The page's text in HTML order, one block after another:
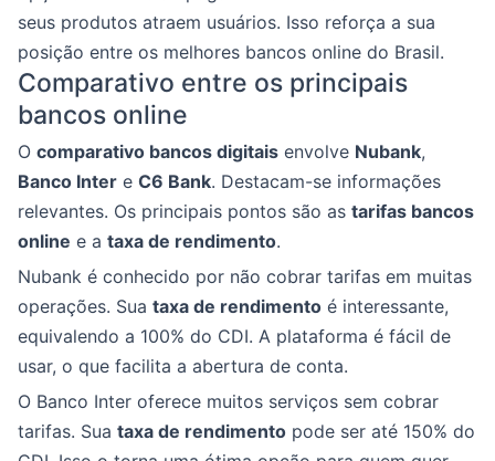
seus produtos atraem usuários. Isso reforça a sua
posição entre os melhores bancos online do Brasil.
Comparativo entre os principais
bancos online
O comparativo bancos digitais envolve Nubank,
Banco Inter e C6 Bank. Destacam-se informações
relevantes. Os principais pontos são as tarifas bancos
online e a taxa de rendimento.
Nubank é conhecido por não cobrar tarifas em muitas
operações. Sua taxa de rendimento é interessante,
equivalendo a 100% do CDI. A plataforma é fácil de
usar, o que facilita a abertura de conta.
O Banco Inter oferece muitos serviços sem cobrar
tarifas. Sua taxa de rendimento pode ser até 150% do